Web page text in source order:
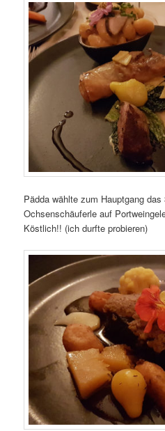
Pädda wählte zum Hauptgang
Ochsenschäuferle auf
Köstlich!! (ich durfte probieren)